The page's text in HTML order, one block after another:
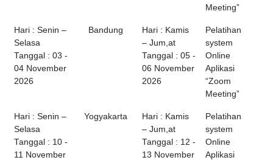
Meeting”
Hari : Senin –
Selasa
Tanggal : 03 -
04 November
2026
Bandung
Hari : Kamis
– Jum,at
Tanggal : 05 -
06 November
2026
Pelatihan
system
Online
Aplikasi
“Zoom
Meeting”
Hari : Senin –
Selasa
Tanggal : 10 -
11 November
Yogyakarta
Hari : Kamis
– Jum,at
Tanggal : 12 -
13 November
Pelatihan
system
Online
Aplikasi